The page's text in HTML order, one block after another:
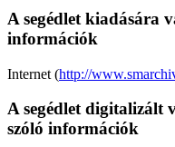
A segédlet kiadására
információk
Internet (http://
A segédlet digitalizált
szóló információk